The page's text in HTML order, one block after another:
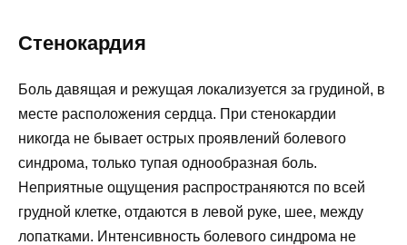
Стенокардия
Боль давящая и режущая локализуется за грудиной, в
месте расположения сердца. При стенокардии
никогда не бывает острых проявлений болевого
синдрома, только тупая однообразная боль.
Неприятные ощущения распространяются по всей
грудной клетке, отдаются в левой руке, шее, между
лопатками. Интенсивность болевого синдрома не